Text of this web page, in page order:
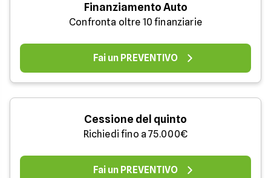
Finanziamento Auto
Confronta oltre 10 finanziarie
Fai un PREVENTIVO
Cessione del quinto
Richiedi fino a 75.000€
Fai un PREVENTIVO